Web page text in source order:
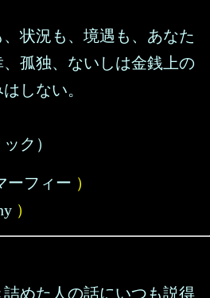
状況も、境遇も、あなた
孤独、ないしは金銭上の
しない。
ク）
ーフィー ）
）
詰めた人の話にいつも説得